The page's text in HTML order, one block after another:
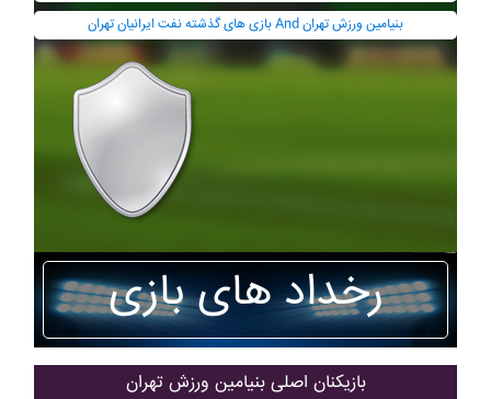
بازی های گذشته نفت ايرانيان تهران And بنيامين ورزش تهران
رخداد های بازی
بازیکنان اصلی بنيامين ورزش تهران